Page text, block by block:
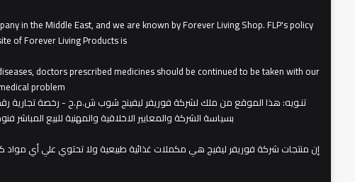
in the Middle East, and we are known by Forever Living Shop. FLP's policy
of Forever Living Products is
doctors prescribed medicines should be continued to be taken with our
problem.
تنـويه
بسياسة الشركة والمعايير الاخلاقية والمهنية للبيع
​إن منتجات شركة فوريفر ليفيج هي مكملات غذائية طبيعية ولا تحتوي علي أي مواد